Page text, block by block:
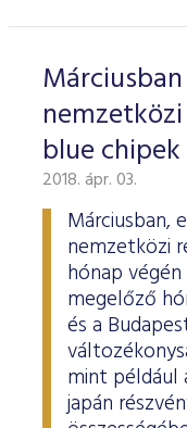
blue
2018. ápr. 03.
Márciusban,
nemzetközi
hónap
megelőző
és a
mint például
japán